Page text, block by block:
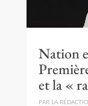
Nation
et la «
PAR LA